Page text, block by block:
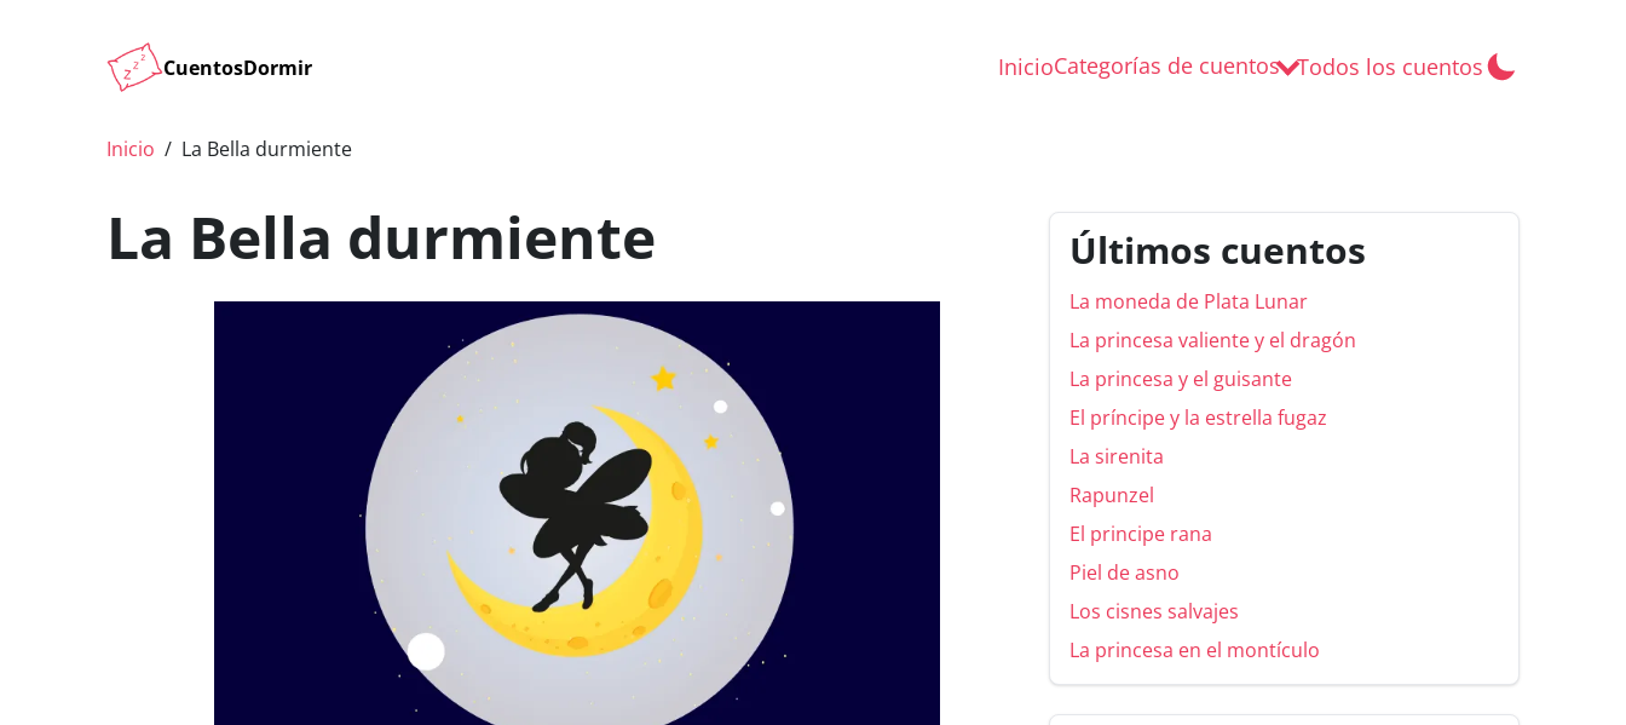
CuentosDormir InicioCategorías de cuentos Todos los cuentos
Inicio La Bella durmiente
La Bella durmiente Últimos cuentos
La moneda de Plata Lunar
La princesa valiente y el dragón
La princesa y el guisante
El príncipe y la estrella fugaz
La sirenita
Rapunzel
El principe rana
Piel de asno
Los cisnes salvajes
La princesa en el montículo